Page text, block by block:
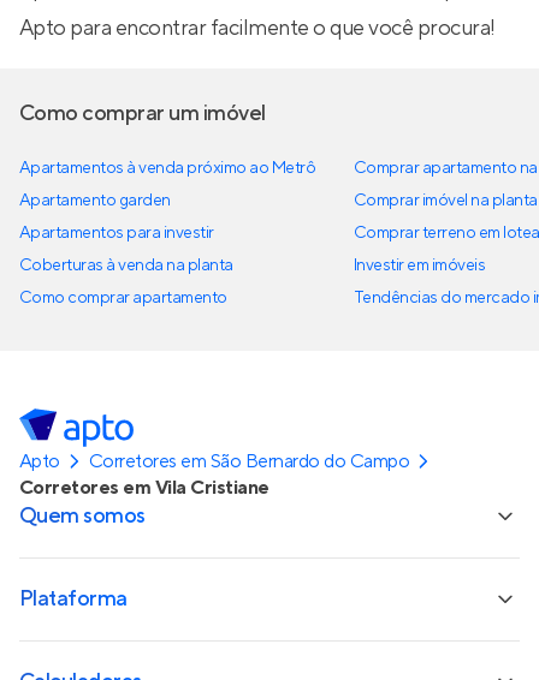
Apto para encontrar facilmente o que você procura!
Como comprar um imóvel
Apartamentos à venda próximo ao Metrô
Apartamento garden
Apartamentos para investir
Coberturas à venda na planta
Como comprar apartamento
Comprar apartamento
Comprar imóvel na planta
Comprar terreno em
Investir em imóveis
Tendências do mercado
Apto
Corretores em São Bernardo do Campo
Corretores em Vila Cristiane
Quem somos
Plataforma